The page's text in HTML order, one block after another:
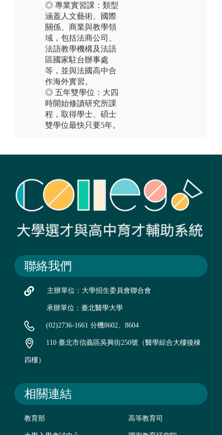
◎ 專業實習課：類型
涵蓋人文藝術、國際
關係、商業與教學領
域，包括法商公司、
法語教學機構及法語
區國家駐台辦事處
等，並與法國高中合
作海外實習。
◎ 五年雙學位：大四
時開始修讀研究所課
程，取得學⼠、碩⼠
雙學位最快只要5年。
聯絡我們
主辦單位：大學招生委員會聯合會
承辦單位：臺北醫學大學
(02)2736-1661 分機8602、8604
110 臺北市信義區吳興街250號（醫學綜合大樓後棟
四樓）
相關連結
教育部 高等教育司